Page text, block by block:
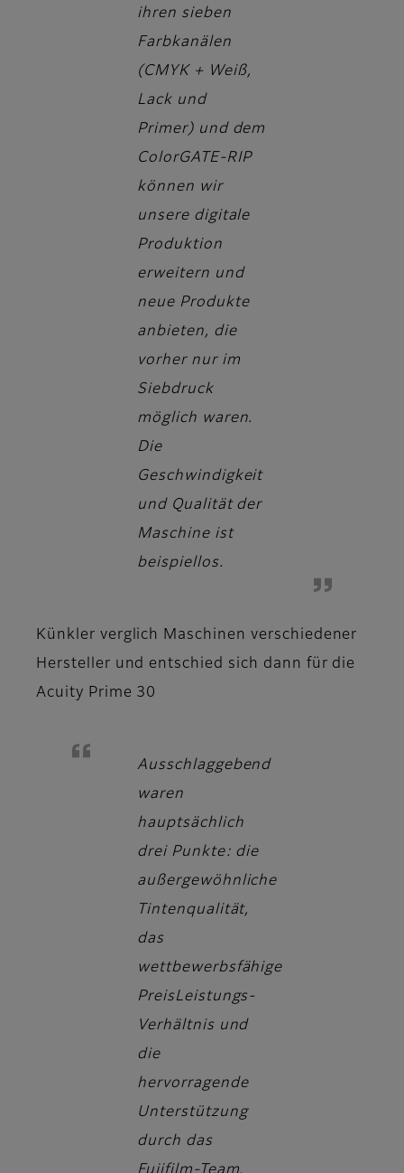
ihren sieben
Farbkanälen
(CMYK + Weiß,
Lack und
Primer) und dem
ColorGATE-RIP
können wir
unsere digitale
Produktion
erweitern und
neue Produkte
anbieten, die
vorher nur im
Siebdruck
möglich waren.
Die
Geschwindigkeit
und Qualität der
Maschine ist
beispiellos.
Künkler verglich Maschinen verschiedener
Hersteller und entschied sich dann für die
Acuity Prime 30
Ausschlaggebend
waren
hauptsächlich
drei Punkte: die
außergewöhnliche
Tintenqualität,
das
wettbewerbsfähige
PreisLeistungs-
Verhältnis und
die
hervorragende
Unterstützung
durch das